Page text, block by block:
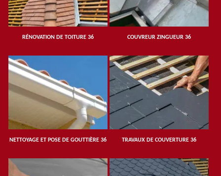
RÉNOVATION DE TOITURE 36 COUVREUR ZINGUEUR 36
NETTOYAGE ET POSE DE GOUTTIÈRE 36 TRAVAUX DE COUVERTURE 36